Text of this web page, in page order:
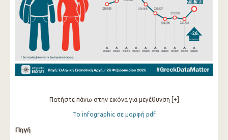
Πατήστε πάνω στην εικόνα για μεγέθυνση [+]
Το infographic σε μορφή pdf
Πηγή